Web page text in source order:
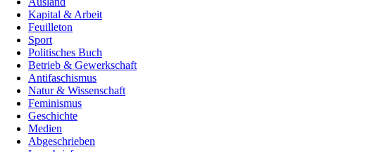
Kapital & Arbeit
Feuilleton
Sport
Politisches Buch
Betrieb & Gewerkschaft
Antifaschismus
Natur & Wissenschaft
Feminismus
Geschichte
Medien
Abgeschrieben